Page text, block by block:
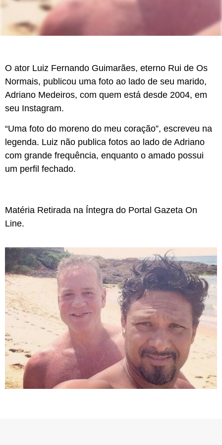
O ator Luiz Fernando Guimarães, eterno Rui de Os
Normais, publicou uma foto ao lado de seu marido,
Adriano Medeiros, com quem está desde 2004, em
seu Instagram.
“Uma foto do moreno do meu coração”, escreveu na
legenda. Luiz não publica fotos ao lado de Adriano
com grande frequência, enquanto o amado possui
um perfil fechado.
Matéria Retirada na Íntegra do Portal Gazeta On
Line.